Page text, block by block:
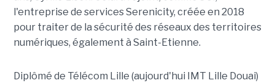
l'entreprise de services Serenicity, créée en 2018
pour traiter de la sécurité des réseaux des territoires
numériques, également à Saint-Etienne.
Diplômé de Télécom Lille (aujourd'hui IMT Lille Douai)